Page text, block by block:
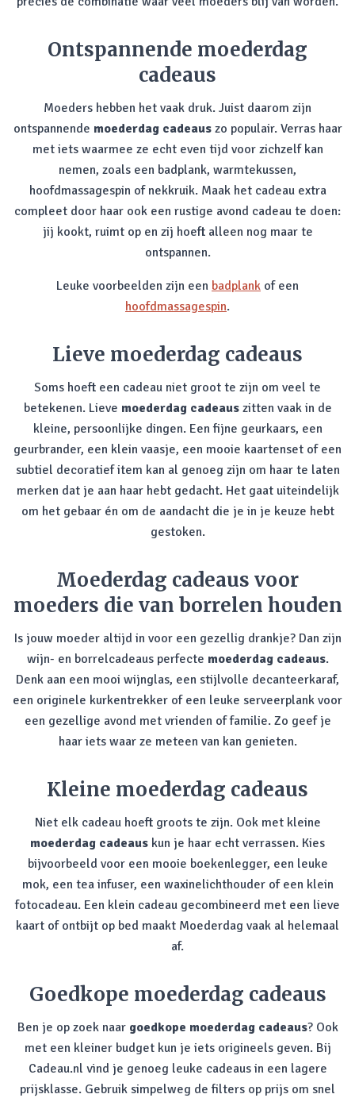
Ontspannende moederdag
cadeaus
Moeders hebben het vaak druk. Juist daarom zijn
ontspannende moederdag cadeauszo populair. Verras haar
met iets waarmee ze echt even tijd voor zichzelf kan
nemen, zoals een badplank, warmtekussen,
hoofdmassagespin of nekkruik. Maak het cadeau extra
compleet door haar ook een rustige avond cadeau te doen:
jij kookt, ruimt op en zij hoeft alleen nog maar te
ontspannen.
Leuke voorbeelden zijn een badplank of een
hoofdmassagespin.
Lieve moederdag cadeaus
Soms hoeft een cadeau niet groot te zijn om veel te
betekenen. Lieve moederdag cadeauszitten vaak in de
kleine, persoonlijke dingen. Een fijne geurkaars, een
geurbrander, een klein vaasje, een mooie kaartenset of een
subtiel decoratief item kan al genoeg zijn om haar te laten
merken dat je aan haar hebt gedacht. Het gaat uiteindelijk
om het gebaar én om de aandacht die je in je keuze hebt
gestoken.
Moederdag cadeaus voor
moeders die van borrelen houden
Is jouw moeder altijd in voor een gezellig drankje? Dan zijn
wijn- en borrelcadeaus perfecte moederdag cadeaus.
Denk aan een mooi wijnglas, een stijlvolle decanteerkaraf,
een originele kurkentrekker of een leuke serveerplank voor
een gezellige avond met vrienden of familie. Zo geef je
haar iets waar ze meteen van kan genieten.
Kleine moederdag cadeaus
Niet elk cadeau hoeft groots te zijn. Ook met kleine
moederdag cadeaus kun je haar echt verrassen. Kies
bijvoorbeeld voor een mooie boekenlegger, een leuke
mok, een tea infuser, een waxinelichthouder of een klein
fotocadeau. Een klein cadeau gecombineerd met een lieve
kaart of ontbijt op bed maakt Moederdag vaak al helemaal
af.
Goedkope moederdag cadeaus
Ben je op zoek naar goedkope moederdag cadeaus? Ook
met een kleiner budget kun je iets origineels geven. Bij
Cadeau.nl vind je genoeg leuke cadeaus in een lagere
prijsklasse. Gebruik simpelweg de filters op prijs om snel